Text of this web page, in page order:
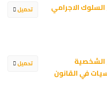
تحميل
الاجرامي
تحميل
في القانون